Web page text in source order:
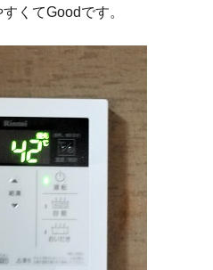
くてGoodです。